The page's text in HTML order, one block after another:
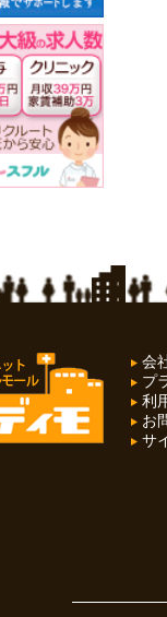
会
プ
利
お
サ